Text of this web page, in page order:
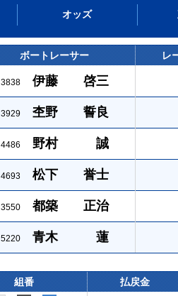
オッズ
ボートレーサー レ
3838 伊藤 啓三
3929 杢野 誓良
4486 野村 誠
4693 松下 誉士
3550 都築 正治
5220 青木 蓮
組番 払戻金